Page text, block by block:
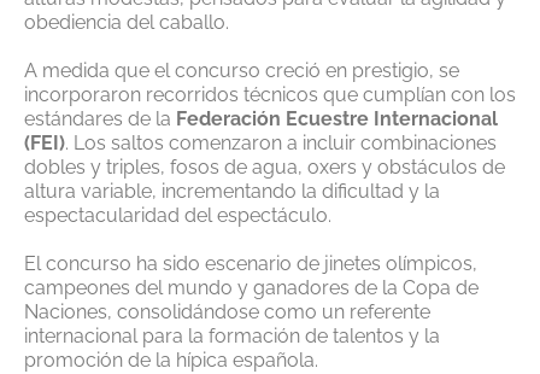
obediencia del caballo.
A medida que el concurso creció en prestigio, se
incorporaron recorridos técnicos que cumplían con los
estándares de la Federación Ecuestre Internacional
(FEI). Los saltos comenzaron a incluir combinaciones
dobles y triples, fosos de agua, oxers y obstáculos de
altura variable, incrementando la dificultad y la
espectacularidad del espectáculo.
El concurso ha sido escenario de jinetes olímpicos,
campeones del mundo y ganadores de la Copa de
Naciones, consolidándose como un referente
internacional para la formación de talentos y la
promoción de la hípica española.